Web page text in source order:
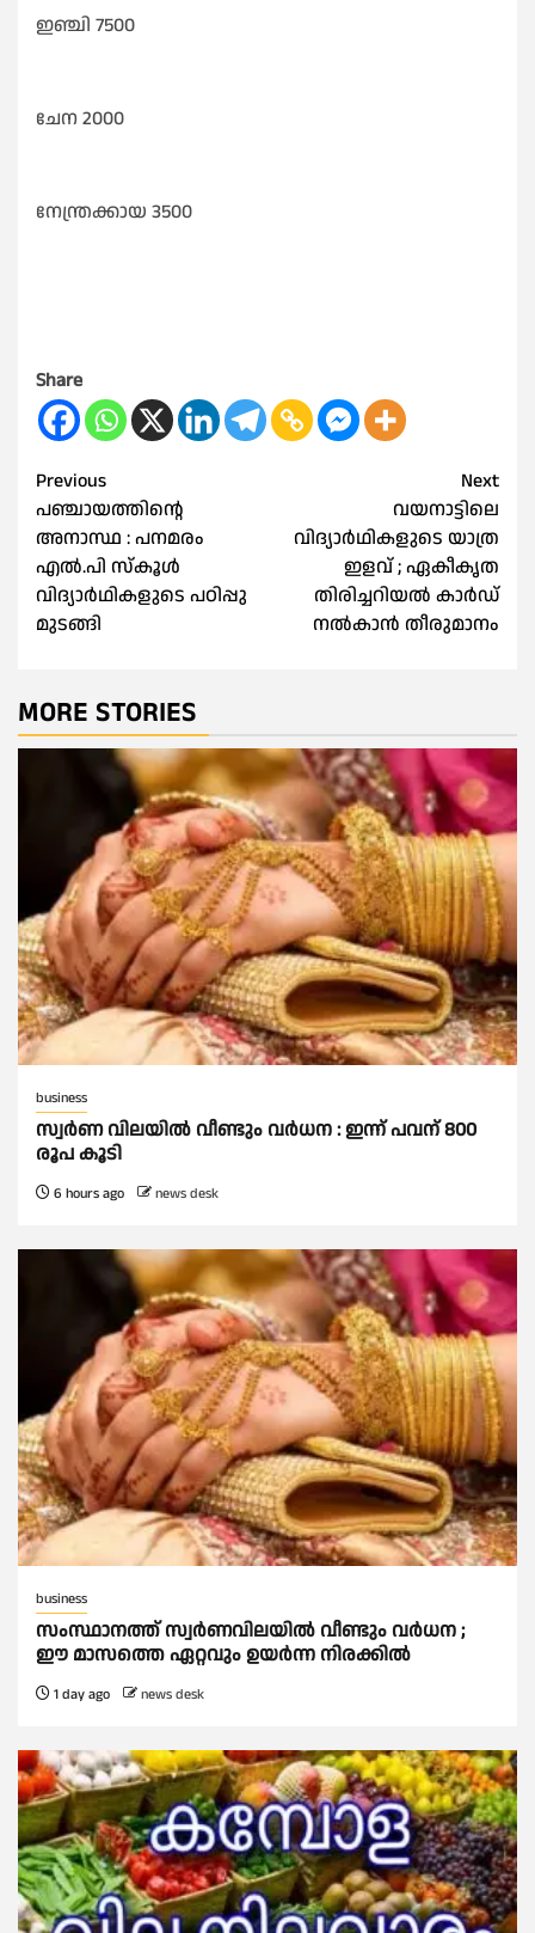
ഇഞ്ചി 7500
ചേന 2000
നേന്ത്രക്കായ 3500
Share
Post
navigation
Previous
പഞ്ചായത്തിന്റെ
അനാസ്ഥ : പനമരം
എൽ.പി സ്കൂൾ
വിദ്യാർഥികളുടെ പഠിപ്പു
മുടങ്ങി
Next
വയനാട്ടിലെ
വിദ്യാര്‍ഥികളുടെ യാത്ര
ഇളവ് ; ഏകീകൃത
തിരിച്ചറിയല്‍ കാര്‍ഡ്
നല്‍കാൻ തീരുമാനം
MORE STORIES
business
സ്വർണ വിലയില്‍ വീണ്ടും വർധന : ഇന്ന് പവന് 800
രൂപ കൂടി
6 hours ago news desk
business
സംസ്ഥാനത്ത് സ്വര്‍ണവിലയില്‍ വീണ്ടും വര്‍ധന ;
ഈ മാസത്തെ ഏറ്റവും ഉയര്‍ന്ന നിരക്കില്‍
1 day ago news desk